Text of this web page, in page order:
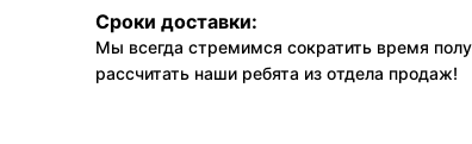
Сроки доставки:
Мы всегда стремимся сократить время
рассчитать наши ребята из отдела продаж!